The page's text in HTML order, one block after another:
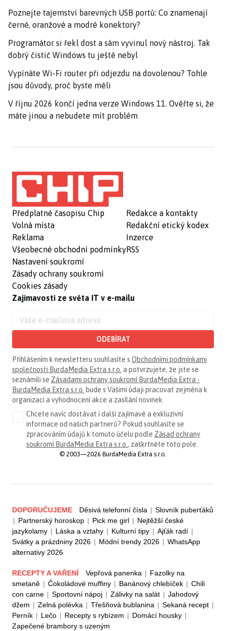
Poznejte tajemství barevných USB portů: Co znamenají
černé, oranžové a modré konektory?
Programátor si řekl dost a sám vyvinul nový nástroj. Tak
dobrý čistič Windows tu ještě nebyl
Vypínáte Wi-Fi router při odjezdu na dovolenou? Tohle
jsou důvody, proč byste měli
V říjnu 2026 končí jedna verze Windows 11. Ověřte si, že
máte jinou a nebudete mít problém
Předplatné časopisu Chip
Volná místa
Reklama
Všeobecné obchodní podmínky
Nastavení soukromí
Zásady ochrany soukromí
Cookies zásady
Redakce a kontakty
Redakční etický kodex
Inzerce
RSS
Zajímavosti ze světa IT v e-mailu
ODEBÍRAT
Přihlášením k newsletteru souhlasíte s Obchodními podmínkami
společnosti BurdaMedia Extra s.r.o. a potvrzujete, že jste se
seznámili se Zásadami ochrany soukromí BurdaMedia Extra -
BurdaMedia Extra s.r.o. bude s Vašimi údaji pracovat zejména k
organizaci a vyhodnocení akce a zasílání novinek.
Chcete navíc dostávat i další zajímavé a exkluzivní
informace od našich partnerů? Pokud souhlasíte se
zpracováním údajů k tomuto účelu podle Zásad ochrany
soukromí BurdaMedia Extra s.r.o., zaškrtněte toto pole.
© 2003—2026 BurdaMedia Extra s.r.o.
DOPORUČUJEME Děsivá telefonní čísla | Slovník puberťáků
| Partnerský horoskop | Pick me girl | Nejtěžší české
jazykolamy | Láska a vztahy | Kulturní tipy | Ajťák radí |
Svátky a prázdniny 2026 | Módní trendy 2026 | WhatsApp
alternativy 2026
RECEPTY A VAŘENÍ Vepřová panenka | Fazolky na
smetaně | Čokoládové muffiny | Banánový chlebíček | Chili
con carne | Sportovní nápoj | Zálivky na salát | Jahodový
džem | Zelná polévka | Třešňová bublanina | Sekaná recept |
Perník | Lečo | Recepty s rybízem | Domácí housky |
Zapečené brambory s uzeným